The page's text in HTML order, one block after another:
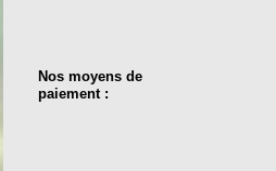
Nos moyens de
paiement :